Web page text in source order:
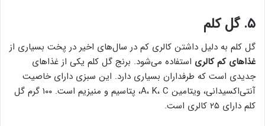
۵. گل کلم
گل کلم به دلیل داشتن کالری کم در سال‌های اخیر در پخت بسیاری از
غذاهای کم کالری استفاده می‌شود. برنج گل کلم یکی از غذاهای
جدیدی است که طرفداران بسیاری دارد. این سبزی دارای خاصیت
آنتی‌اکسیدانی، ویتامین A، K، C، پتاسیم و منیزیم است. ۱۰۰ گرم گل
کلم دارای ۲۵ کالری است.